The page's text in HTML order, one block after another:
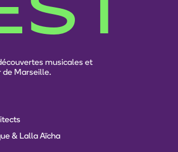
musicales et
de Marseille.
& Lalla Aïcha